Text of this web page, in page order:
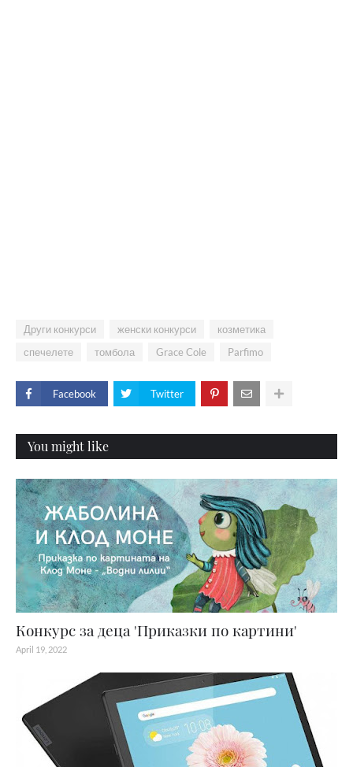
Други конкурси женски конкурси
козметика
спечелете
томбола Grace Cole Parfimo
Facebook Twitter
You might like
Конкурс за деца 'Приказки по картини'
April 19, 2022